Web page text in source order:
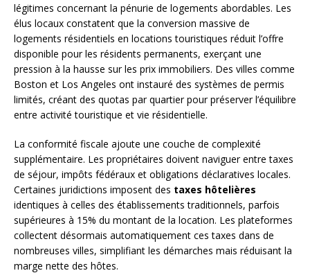
légitimes concernant la pénurie de logements abordables. Les
élus locaux constatent que la conversion massive de
logements résidentiels en locations touristiques réduit l’offre
disponible pour les résidents permanents, exerçant une
pression à la hausse sur les prix immobiliers. Des villes comme
Boston et Los Angeles ont instauré des systèmes de permis
limités, créant des quotas par quartier pour préserver l’équilibre
entre activité touristique et vie résidentielle.
La conformité fiscale ajoute une couche de complexité
supplémentaire. Les propriétaires doivent naviguer entre taxes
de séjour, impôts fédéraux et obligations déclaratives locales.
Certaines juridictions imposent des taxes hôtelières
identiques à celles des établissements traditionnels, parfois
supérieures à 15% du montant de la location. Les plateformes
collectent désormais automatiquement ces taxes dans de
nombreuses villes, simplifiant les démarches mais réduisant la
marge nette des hôtes.